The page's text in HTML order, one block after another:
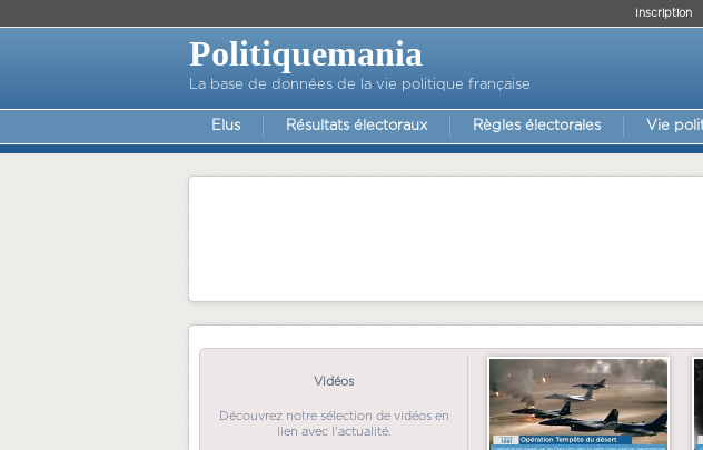
Inscription
Politiquemania
La base de données de la vie politique française
Elus Résultats électoraux Règles électorales Vie
Vidéos
Découvrez notre sélection de vidéos en
lien avec l'actualité.